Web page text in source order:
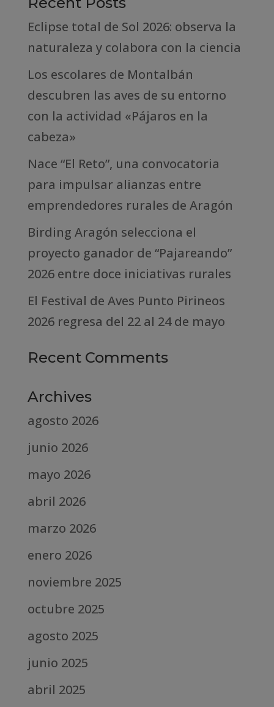
Eclipse total de Sol 2026: observa la
naturaleza y colabora con la ciencia
Los escolares de Montalbán
descubren las aves de su entorno
con la actividad «Pájaros en la
cabeza»
Nace “El Reto”, una convocatoria
para impulsar alianzas entre
emprendedores rurales de Aragón
Birding Aragón selecciona el
proyecto ganador de “Pajareando”
2026 entre doce iniciativas rurales
El Festival de Aves Punto Pirineos
2026 regresa del 22 al 24 de mayo
Recent Comments
Archives
agosto 2026
junio 2026
mayo 2026
abril 2026
marzo 2026
enero 2026
noviembre 2025
octubre 2025
agosto 2025
junio 2025
abril 2025